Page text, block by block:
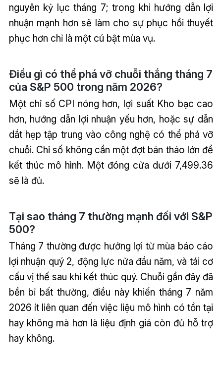
nguyên kỷ lục tháng 7; trong khi hướng dẫn lợi
nhuận mạnh hơn sẽ làm cho sự phục hồi thuyết
phục hơn chỉ là một cú bật mùa vụ.
Điều gì có thể phá vỡ chuỗi thắng tháng 7
của S&P 500 trong năm 2026?
Một chỉ số CPI nóng hơn, lợi suất Kho bạc cao
hơn, hướng dẫn lợi nhuận yếu hơn, hoặc sự dẫn
dắt hẹp tập trung vào công nghệ có thể phá vỡ
chuỗi. Chỉ số không cần một đợt bán tháo lớn để
kết thúc mô hình. Một đóng cửa dưới 7,499.36
sẽ là đủ.
Tại sao tháng 7 thường mạnh đối với S&P
500?
Tháng 7 thường được hưởng lợi từ mùa báo cáo
lợi nhuận quý 2, động lực nửa đầu năm, và tái cơ
cấu vị thế sau khi kết thúc quý. Chuỗi gần đây đã
bền bỉ bất thường, điều này khiến tháng 7 năm
2026 ít liên quan đến việc liệu mô hình có tồn tại
hay không mà hơn là liệu định giá còn đủ hỗ trợ
hay không.